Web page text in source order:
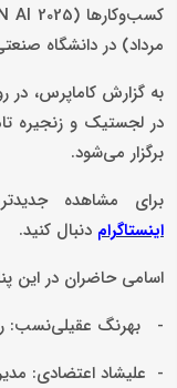
مرداد) در دانشگاه
به گزارش کاماپرس، در
در لجستیک و زنجیره
برگزار می‌شود.
برای مشاهده
اینستاگرام دنبال کنید.
اسامی حاضران در این
- بهرنگ عقیلی‌نسب:
- علیشاد اعتضادی: